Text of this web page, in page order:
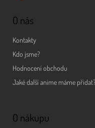
O nás
Kontakty
Kdo jsme?
Hodnocení obchodu
Jaké další anime máme přidat?
O nákupu